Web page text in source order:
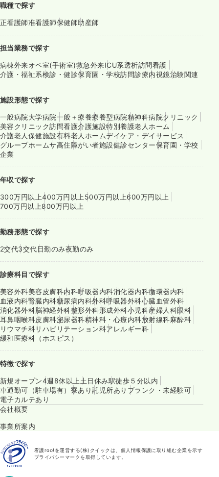
職種で探す
正看護師准看護師保健師助産師
担当業務で探す
病棟外来オペ室(手術室)救急外来ICU系透析訪問看護
介護・福祉系検診・健診保育園・学校訪問診療内視鏡治験関連
施設形態で探す
一般病院大学病院一般＋療養療養型病院精神科病院クリニック
美容クリニック訪問看護介護施設特別養護老人ホーム
介護老人保健施設有料老人ホームデイケア・デイサービス
グループホームサ高住障がい者施設健診センター保育園・学校
企業
年収で探す
300万円以上400万円以上 500万円以上600万円以上
700万円以上800万円以上
勤務形態で探す
2交代3交代日勤のみ夜勤のみ
診療科目で探す
美容外科美容皮膚科内科呼吸器内科消化器内科循環器内科
血液内科腎臓内科糖尿病内科外科呼吸器外科心臓血管外科
消化器外科脳神経外科整形外科形成外科小児科産婦人科眼科
耳鼻咽喉科皮膚科泌尿器科精神科・心療内科放射線科麻酔科
リウマチ科リハビリテーション科アレルギー科
緩和医療科（ホスピス）
特徴で探す
新規オープン4週8休以上 土日休み駅徒歩５分以内
車通勤可（駐車場有） 寮あり託児所あり ブランク・未経験可
電子カルテあり
会社概要
事業所案内
看護roo!を運営する(株)クイックは、個人情報保護に取り組む企業を示す
プライバシーマークを取得しています。